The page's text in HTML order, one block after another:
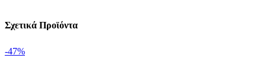
Σχετικά Προϊόντα
-47%